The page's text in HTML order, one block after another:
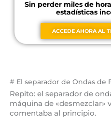
Sin perder miles de
estadísticas
ACCEDE AHORA AL
# El separador de Ondas de
Repito: el separador de
máquina de «desmezclar»
comentaba al principio.